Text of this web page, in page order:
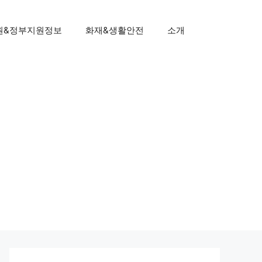
&정부지원정보 화재&생활안전 소개